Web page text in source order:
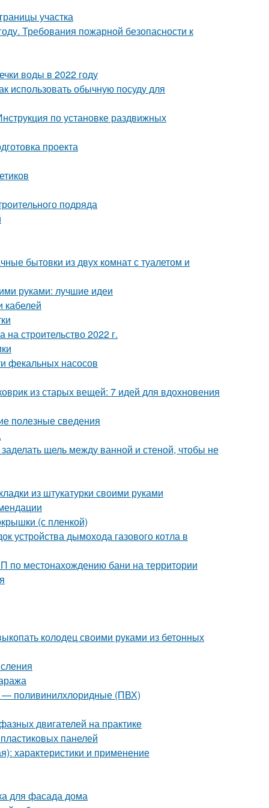
участка
Требования пожарной безопасности к
воды в 2022 году
использовать обычную посуду для
по установке раздвижных
проекта
подряда
бытовки из двух комнат с туалетом и
руками: лучшие идеи
кабелей
на строительство 2022 г.
фекальных насосов
из старых вещей: 7 идей для вдохновения
полезные сведения
щель между ванной и стеной, чтобы не
из штукатурки своими руками
(с пленкой)
устройства дымохода газового котла в
по местонахождению бани на территории
колодец своими руками из бетонных
— поливинилхлоридные (ПВХ)
двигателей на практике
панелей
характеристики и применение
для фасада дома